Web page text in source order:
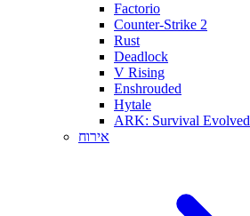
Factorio
Counter-Strike 2
Rust
Deadlock
V Rising
Enshrouded
Hytale
ARK: Survival Evolved
אירוח